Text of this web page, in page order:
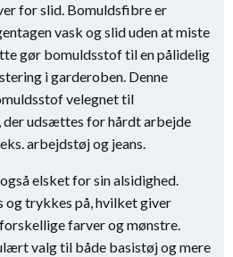
for slid. Bomuldsfibre er
vask og slid uden at miste
gør bomuldsstof til en pålidelig
i garderoben. Denne
velegnet til
udsættes for hårdt arbejde
arbejdstøj og jeans.
elsket for sin alsidighed.
og trykkes på, hvilket giver
farver og mønstre.
valg til både basistøj og mere